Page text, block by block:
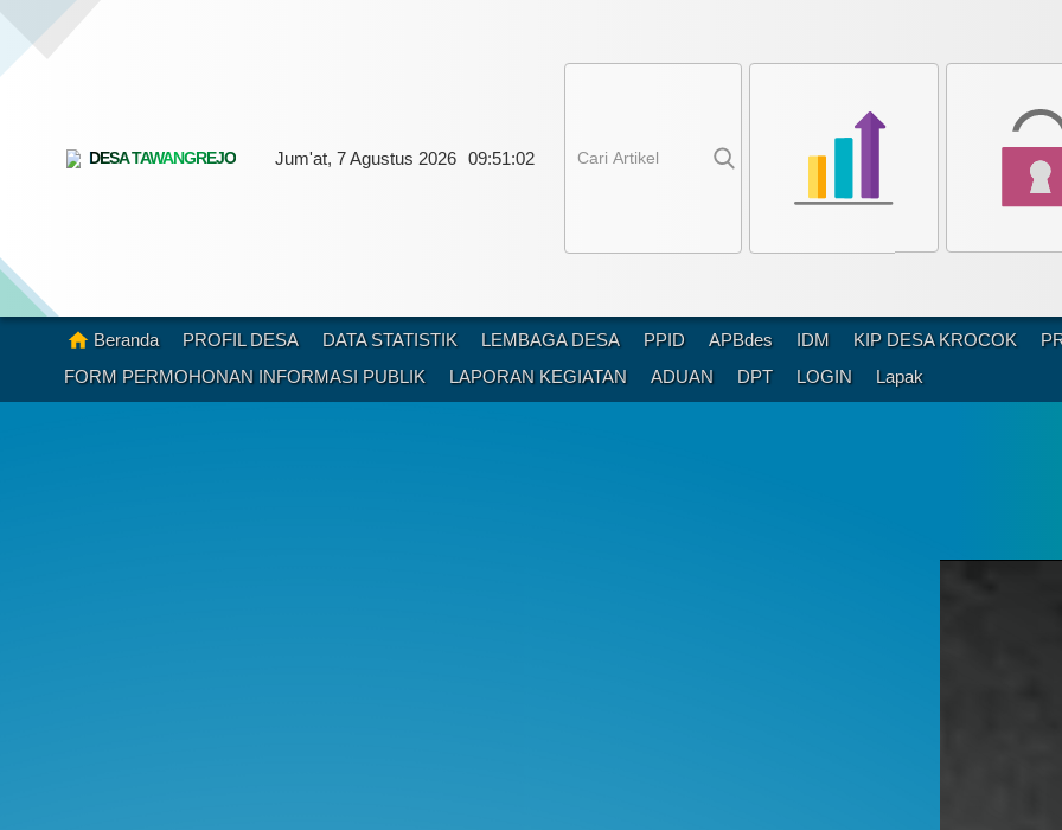
DESA TAWANGREJO Jum'at, 7 Agustus 2026 09:51:04
Beranda PROFIL DESA DATA STATISTIK LEMBAGA DESA PPID APBdes IDM KIP DESA KROCOK
FORM PERMOHONAN INFORMASI PUBLIK
LAPORAN KEGIATAN ADUAN DPT LOGIN Lapak